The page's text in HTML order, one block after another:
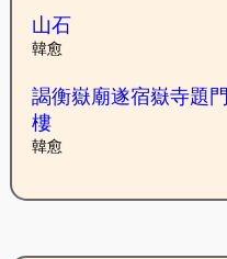
山石
韓愈
謁衡嶽廟遂宿嶽寺題門
樓
韓愈